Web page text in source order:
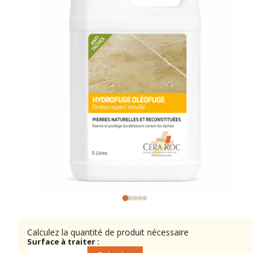
Calculez la quantité de produit nécessaire
Surface à traiter :